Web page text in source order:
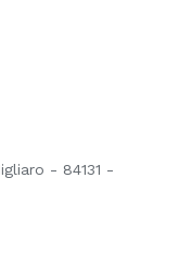
- 84131 -